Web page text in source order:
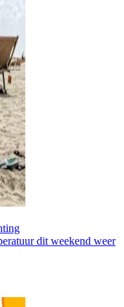
dit weekend weer